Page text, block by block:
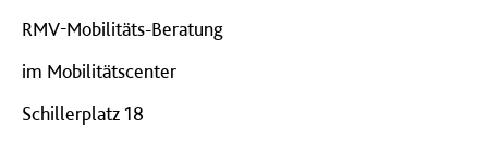
RMV-Mobilitäts-Beratung
im Mobilitätscenter
Schillerplatz 18